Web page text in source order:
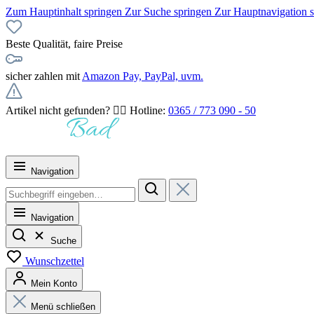
Zum Hauptinhalt springen Zur Suche springen Zur Hauptnavigation
Beste Qualität, faire Preise
sicher zahlen mit Amazon Pay, PayPal, uvm.
Artikel nicht gefunden? 👉🏻 Hotline: 0365 / 773 090 - 50
Navigation
Navigation
Suche
Wunschzettel
Mein Konto
Menü schließen